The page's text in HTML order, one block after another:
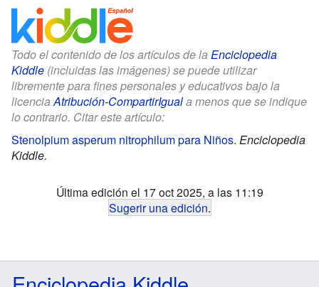
Todo el contenido de los artículos de la Enciclopedia
Kiddle (incluidas las imágenes) se puede utilizar
libremente para fines personales y educativos bajo la
licenciaAtribución-CompartirIguala menos que se indique
lo contrario. Citar este artículo:
Stenolpium asperum nitrophilum para Niños. Enciclopedia
Kiddle.
Última edición el 17 oct 2025, a las 11:19
Sugerir una edición.